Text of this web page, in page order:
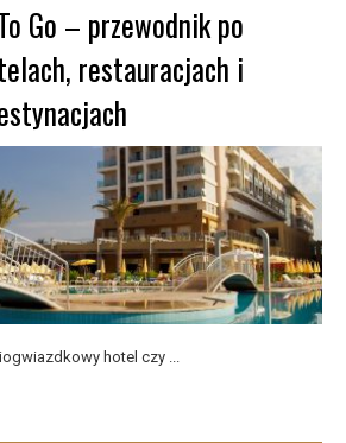
Go – przewodnik po
restauracjach i
hotel czy ...